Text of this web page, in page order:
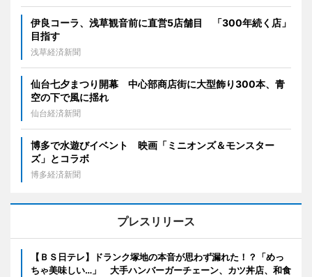
伊良コーラ、浅草観音前に直営5店舗目 「300年続く店」
目指す
浅草経済新聞
仙台七夕まつり開幕 中心部商店街に大型飾り300本、青
空の下で風に揺れ
仙台経済新聞
博多で水遊びイベント 映画「ミニオンズ＆モンスター
ズ」とコラボ
博多経済新聞
プレスリリース
【ＢＳ日テレ】ドランク塚地の本音が思わず漏れた！？「めっ
ちゃ美味しい…」 大手ハンバーガーチェーン、カツ丼店、和食